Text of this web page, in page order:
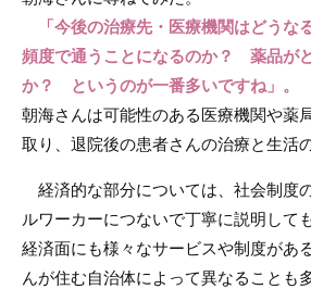
「今後の治療先・医療機関はどうな
頻度で通うことになるのか？ 薬品が
か？ というのが一番多いですね」。
朝海さんは可能性のある医療機関や薬
取り、退院後の患者さんの治療と生活
経済的な部分については、社会制度
ルワーカーにつないで丁寧に説明して
経済面にも様々なサービスや制度があ
んが住む自治体によって異なることも